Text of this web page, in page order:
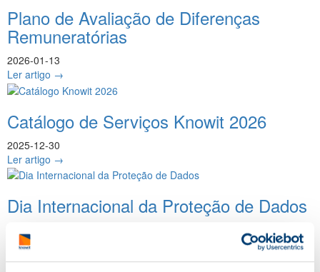
Plano de Avaliação de Diferenças
Remuneratórias
2026-01-13
Ler artigo →
Catálogo de Serviços Knowit 2026
2025-12-30
Ler artigo →
Dia Internacional da Proteção de Dados
Ler artigo →